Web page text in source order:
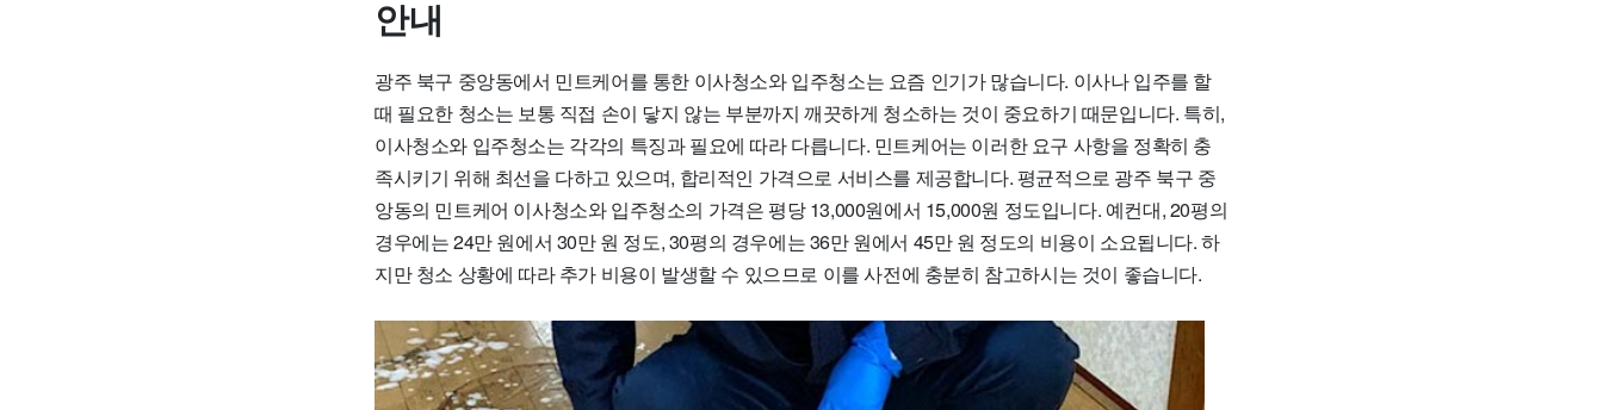
안내
광주 북구 중앙동에서 민트케어를 통한 이사청소와 입주청소는 요즘 인기가 많습니다. 이사나 입주를 할
때 필요한 청소는 보통 직접 손이 닿지 않는 부분까지 깨끗하게 청소하는 것이 중요하기 때문입니다. 특히,
이사청소와 입주청소는 각각의 특징과 필요에 따라 다릅니다. 민트케어는 이러한 요구 사항을 정확히 충
족시키기 위해 최선을 다하고 있으며, 합리적인 가격으로 서비스를 제공합니다. 평균적으로 광주 북구 중
앙동의 민트케어 이사청소와 입주청소의 가격은 평당 13,000원에서 15,000원 정도입니다. 예컨대, 20평의
경우에는 24만 원에서 30만 원 정도, 30평의 경우에는 36만 원에서 45만 원 정도의 비용이 소요됩니다. 하
지만 청소 상황에 따라 추가 비용이 발생할 수 있으므로 이를 사전에 충분히 참고하시는 것이 좋습니다.